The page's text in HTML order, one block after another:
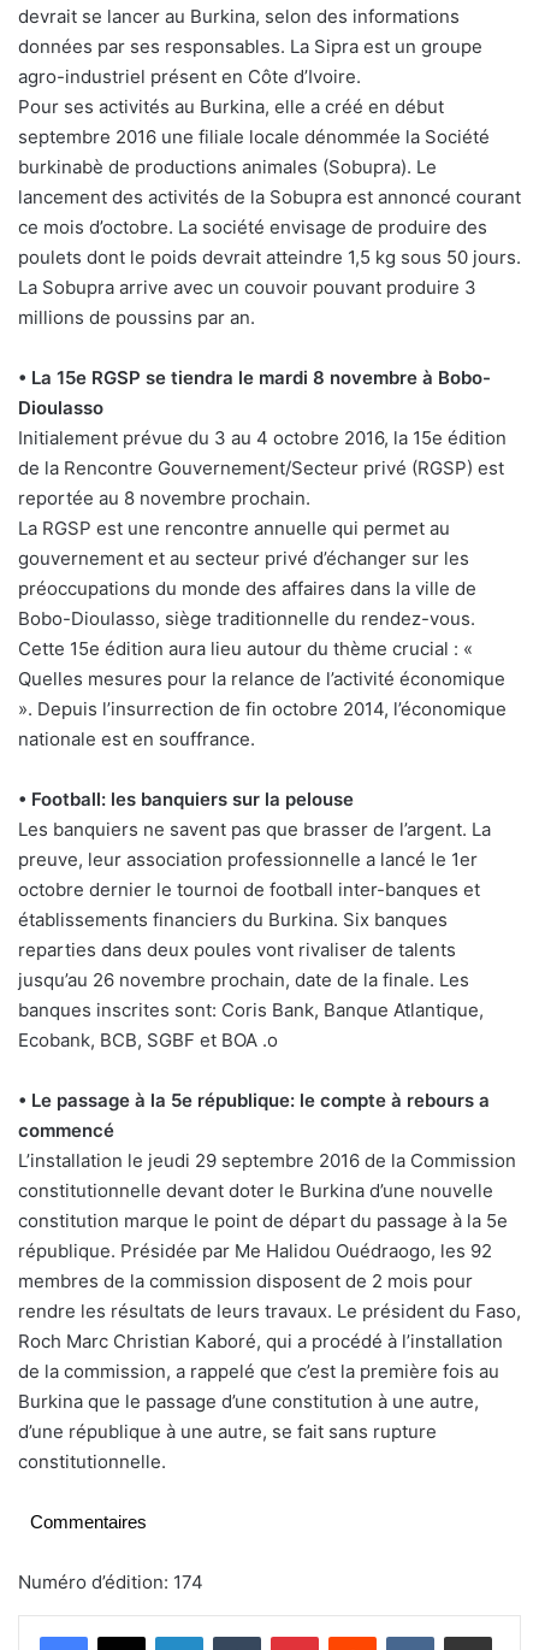
devrait se lancer au Burkina, selon des informations
données par ses responsables. La Sipra est un groupe
agro-industriel présent en Côte d’Ivoire.
Pour ses activités au Burkina, elle a créé en début
septembre 2016 une filiale locale dénommée la Société
burkinabè de productions animales (Sobupra). Le
lancement des activités de la Sobupra est annoncé courant
ce mois d’octobre. La société envisage de produire des
poulets dont le poids devrait atteindre 1,5 kg sous 50 jours.
La Sobupra arrive avec un couvoir pouvant produire 3
millions de poussins par an.
• La 15e RGSP se tiendra le mardi 8 novembre à Bobo-
Dioulasso
Initialement prévue du 3 au 4 octobre 2016, la 15e édition
de la Rencontre Gouvernement/Secteur privé (RGSP) est
reportée au 8 novembre prochain.
La RGSP est une rencontre annuelle qui permet au
gouvernement et au secteur privé d’échanger sur les
préoccupations du monde des affaires dans la ville de
Bobo-Dioulasso, siège traditionnelle du rendez-vous.
Cette 15e édition aura lieu autour du thème crucial : «
Quelles mesures pour la relance de l’activité économique
». Depuis l’insurrection de fin octobre 2014, l’économique
nationale est en souffrance.
• Football: les banquiers sur la pelouse
Les banquiers ne savent pas que brasser de l’argent. La
preuve, leur association professionnelle a lancé le 1er
octobre dernier le tournoi de football inter-banques et
établissements financiers du Burkina. Six banques
reparties dans deux poules vont rivaliser de talents
jusqu’au 26 novembre prochain, date de la finale. Les
banques inscrites sont: Coris Bank, Banque Atlantique,
Ecobank, BCB, SGBF et BOA .o
• Le passage à la 5e république: le compte à rebours a
commencé
L’installation le jeudi 29 septembre 2016 de la Commission
constitutionnelle devant doter le Burkina d’une nouvelle
constitution marque le point de départ du passage à la 5e
république. Présidée par Me Halidou Ouédraogo, les 92
membres de la commission disposent de 2 mois pour
rendre les résultats de leurs travaux. Le président du Faso,
Roch Marc Christian Kaboré, qui a procédé à l’installation
de la commission, a rappelé que c’est la première fois au
Burkina que le passage d’une constitution à une autre,
d’une république à une autre, se fait sans rupture
constitutionnelle.
Commentaires
Numéro d’édition: 174